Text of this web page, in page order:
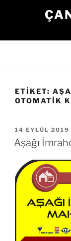
ETIKET:
OTOMATIK
YAYIM
TARIHI
14 EYLÜL 2019
Aşağı